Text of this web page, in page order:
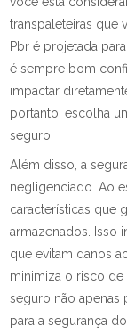
transpaleteiras que
Pbr é projetada
é sempre bom
impactar
portanto, escolha
seguro.
Além disso, a
negligenciado. Ao
características que
armazenados. Isso
que evitam danos
minimiza o risco de
seguro não
para a segurança